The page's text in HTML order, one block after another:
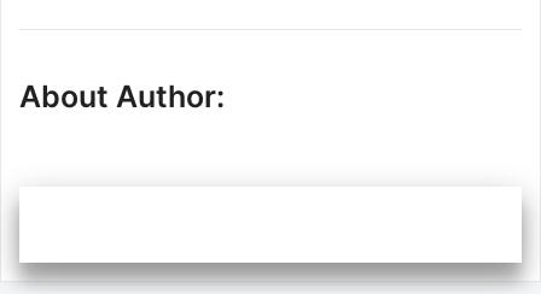
About Author: